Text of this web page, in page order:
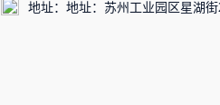
地址：地址：苏州工业园区星湖